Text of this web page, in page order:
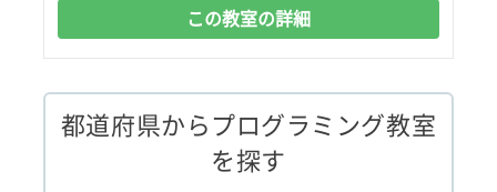
この教室の詳細
都道府県からプログラミング教室
を探す